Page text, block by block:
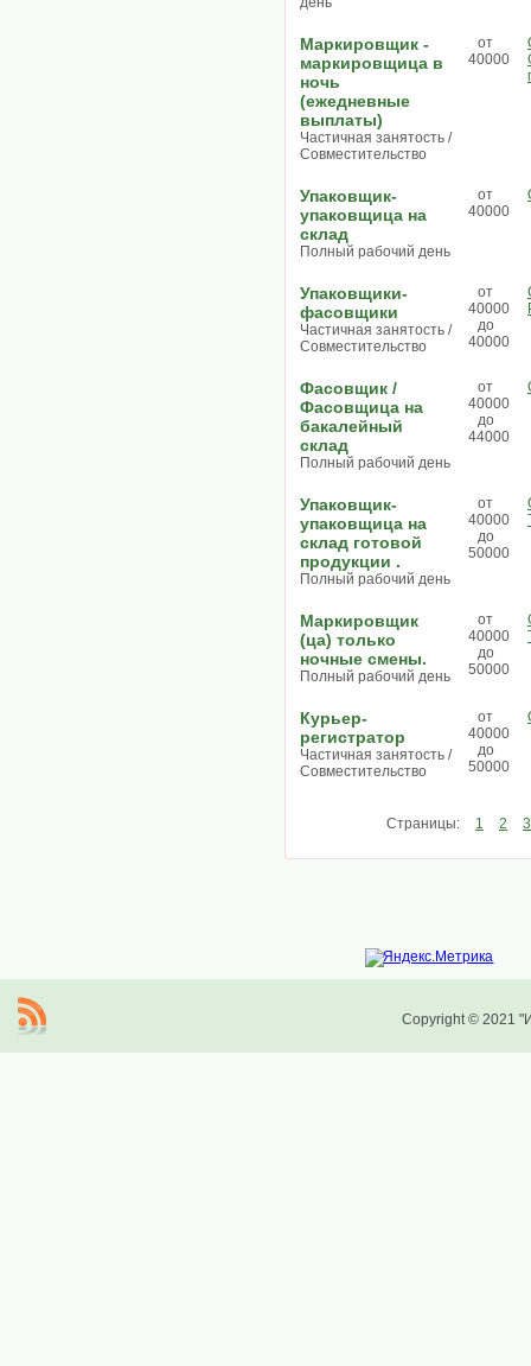
Маркировщик -
маркировщица в
ночь
(ежедневные
выплаты)
Частичная занятость /
Совместительство
от
40000
Упаковщик-
упаковщица на
склад
Полный рабочий день
от
40000
Упаковщики-
фасовщики
Частичная занятость /
Совместительство
от
40000
до
40000
Фасовщик /
Фасовщица на
бакалейный
склад
Полный рабочий день
от
40000
до
44000
Упаковщик-
упаковщица на
склад готовой
продукции .
Полный рабочий день
от
40000
до
50000
Маркировщик
(ца) только
ночные смены.
Полный рабочий день
от
40000
до
50000
Курьер-
регистратор
Частичная занятость /
Совместительство
от
40000
до
50000
Страницы: 1 2 3
Copyright © 2021